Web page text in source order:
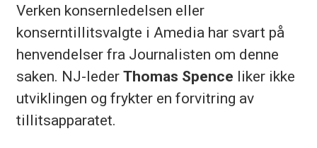
Verken konsernledelsen eller
konserntillitsvalgte i Amedia har svart på
henvendelser fra Journalisten om denne
saken. NJ-leder Thomas Spence liker ikke
utviklingen og frykter en forvitring av
tillitsapparatet.